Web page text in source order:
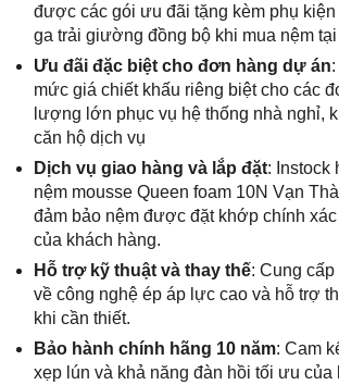
được các gói ưu đãi tặng kèm phụ
ga trải giường đồng bộ khi mua nệm
Ưu đãi đặc biệt cho đơn hàng dự án
mức giá chiết khấu riêng biệt cho các
lượng lớn phục vụ hệ thống nhà nghỉ,
căn hộ dịch vụ
Dịch vụ giao hàng và lắp đặt: Instock
nệm mousse Queen foam 10N Vạn
đảm bảo nệm được đặt khớp chính
của khách hàng.
Hỗ trợ kỹ thuật và thay thế: Cung
về công nghệ ép áp lực cao và hỗ trợ
khi cần thiết.
Bảo hành chính hãng 10 năm: Cam
xẹp lún và khả năng đàn hồi tối ưu của